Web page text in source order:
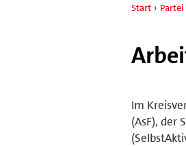
Start › Partei
Im
(AsF), der